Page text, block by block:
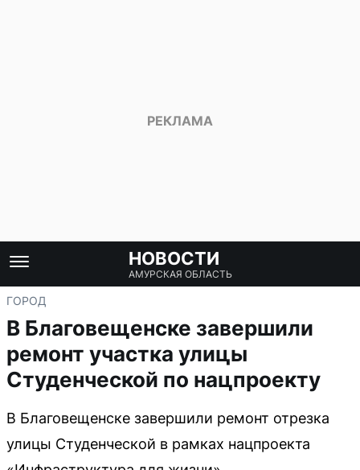
НОВОСТИ
АМУРСКАЯ ОБЛАСТЬ
ГОРОД
В Благовещенске завершили
ремонт участка улицы
Студенческой по нацпроекту
В Благовещенске завершили ремонт отрезка
улицы Студенческой в рамках нацпроекта